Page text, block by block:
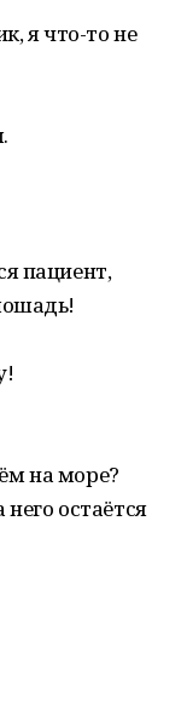
я что-то не
пациент,
на море?
остаётся